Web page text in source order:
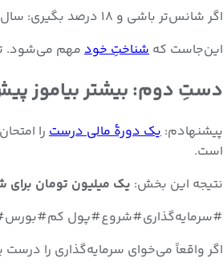
اگر شانس‌تر باشی و ۱۸ درصد بگیری: سال ۱۰ می‌شود ۵٫۲۳ میلیون. اما اگر منفی برگردی؟ ممکن است ۶۰۰ هزار بشه.
این‌جاست که شناختِ خودمهم می‌شود.
دستِ دوم: بیشتر بیاموز
پیشنهادم: یک دورهٔ مالی درست را
است.
نتیجه این بخش: یک میلیون تومان برای
#سرمایه‌گذاری#شروع#پول کم#بورس
اگر واقعاً می‌خوای سرمایه‌گذاری را